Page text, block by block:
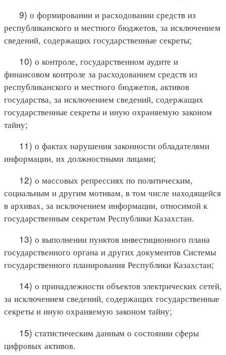
9) о формировании и расходовании средств из
республиканского и местного бюджетов, за исключением
сведений, содержащих государственные секреты;
10) о контроле, государственном аудите и
финансовом контроле за расходованием средств из
республиканского и местного бюджетов, активов
государства, за исключением сведений, содержащих
государственные секреты и иную охраняемую законом
тайну;
11) о фактах нарушения законности обладателями
информации, их должностными лицами;
12) о массовых репрессиях по политическим,
социальным и другим мотивам, в том числе находящейся
в архивах, за исключением информации, относимой к
государственным секретам Республики Казахстан.
13) о выполнении пунктов инвестиционного плана
государственного органа и других документов Системы
государственного планирования Республики Казахстан;
14) о принадлежности объектов электрических сетей,
за исключением сведений, содержащих государственные
секреты и иную охраняемую законом тайну;
15) статистическим данным о состоянии сферы
цифровых активов.